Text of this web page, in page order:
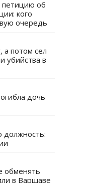
петицию об
кого
очередь
потом сел
убийства в
дочь
обменять
в Варшаве